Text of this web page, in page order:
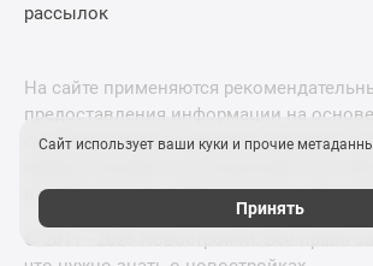
рассылок
На сайте применяются
предоставления информации на основе
систематизации и анализа сведений,
находящихся на территории
© 2011—2026 Новострой-М. Все права
Сайт использует ваши куки и прочие
Принять